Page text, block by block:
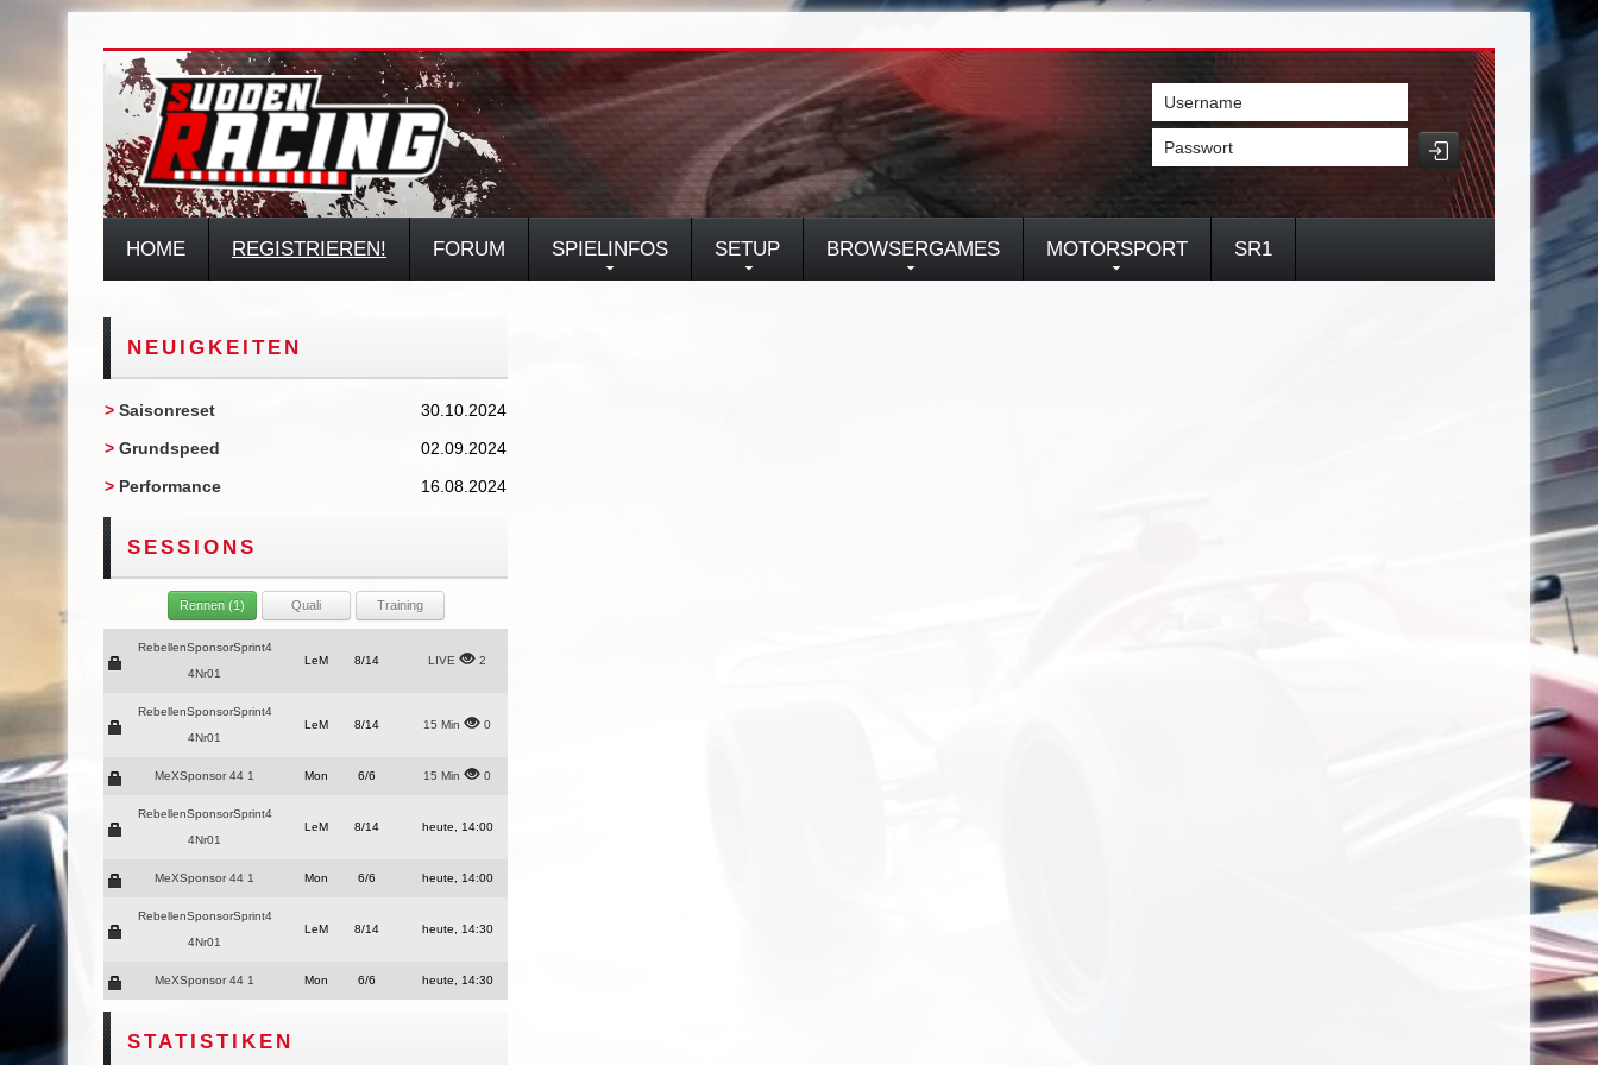
Username
Passwort
HOME REGISTRIEREN! FORUM SPIELINFOS SETUP BROWSERGAMES MOTORSPORT SR1
NEUIGKEITEN
> Saisonreset
30.10.2024
> Grundspeed
02.09.2024
> Performance 16.08.2024
SESSIONS
Rennen (1) Quali Training
RebellenSponsorSprint4
4Nr01
LeM 8/14 LIVE 2
RebellenSponsorSprint4
4Nr01
LeM 8/14 15 Min 0
MeXSponsor 44 1 Mon 6/6 15 Min 0
RebellenSponsorSprint4
4Nr01
LeM 8/14 heute, 14:00
MeXSponsor 44 1 Mon 6/6 heute, 14:00
RebellenSponsorSprint4
4Nr01
LeM 8/14 heute, 14:30
MeXSponsor 44 1 Mon 6/6 heute, 14:30
STATISTIKEN